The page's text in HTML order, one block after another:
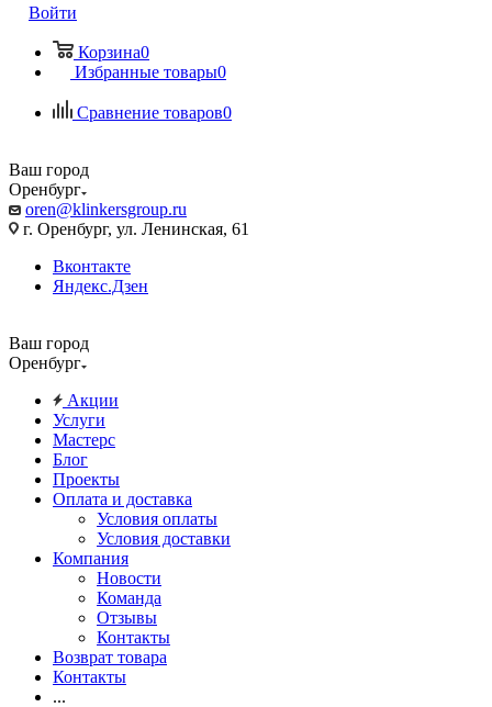
Войти
Корзина0
Избранные товары0
Сравнение товаров0
Ваш город
Оренбург
oren@klinkersgroup.ru
г. Оренбург, ул. Ленинская, 61
Вконтакте
Яндекс.Дзен
Ваш город
Оренбург
Акции
Услуги
Мастерс
Блог
Проекты
Оплата и доставка
Условия оплаты
Условия доставки
Компания
Новости
Команда
Отзывы
Контакты
Возврат товара
Контакты
...